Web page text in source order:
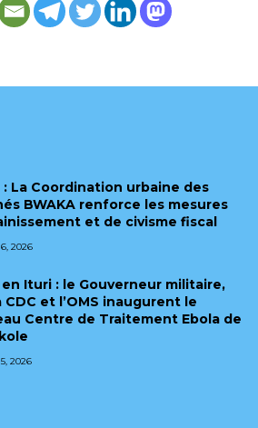
: La Coordination urbaine des
BWAKA renforce les mesures
et de civisme fiscal
2026
en Ituri : le Gouverneur militaire,
et l’OMS inaugurent le
Centre de Traitement Ebola de
2026